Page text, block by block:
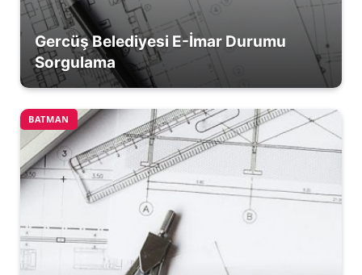
Gercüş Belediyesi E-İmar Durumu
Sorgulama
BATMAN